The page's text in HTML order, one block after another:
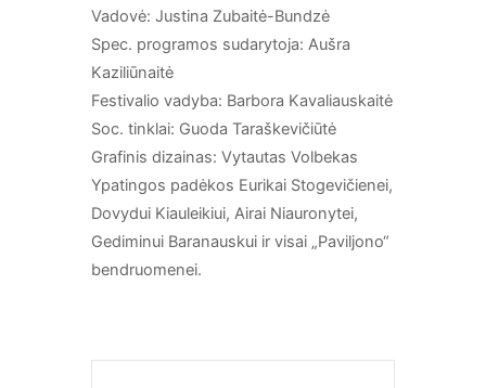
Vadovė: Justina Zubaitė-Bundzė
Spec. programos sudarytoja: Aušra
Kaziliūnaitė
Festivalio vadyba: Barbora Kavaliauskaitė
Soc. tinklai: Guoda Taraškevičiūtė
Grafinis dizainas: Vytautas Volbekas
Ypatingos padėkos Eurikai Stogevičienei,
Dovydui Kiauleikiui, Airai Niauronytei,
Gediminui Baranauskui ir visai „Paviljono“
bendruomenei.